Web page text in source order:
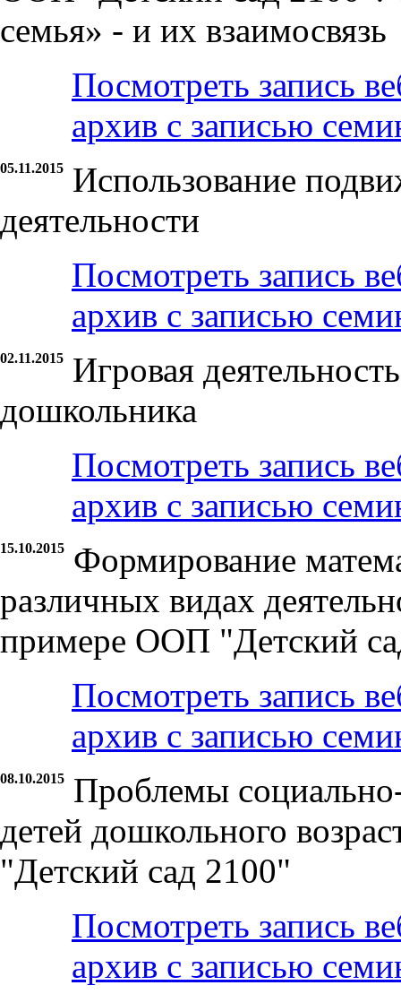
семья» - и их взаимосвязь
Посмотреть запись
архив с записью
05.11.2015
Использование
деятельности
Посмотреть запись
архив с записью
02.11.2015
Игровая
дошкольника
Посмотреть запись
архив с записью
15.10.2015
Формирование
различных видах
примере ООП "Детский
Посмотреть запись
архив с записью
08.10.2015
Проблемы
детей дошкольного
"Детский сад 2100"
Посмотреть запись
архив с записью